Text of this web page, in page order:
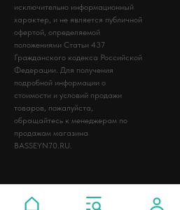
исключительно информационный
характер, и не является публичной
офертой, определяемой
положениями Статьи 437
Гражданского кодекса Российской
Федерации. Для получения
подробной информации о
стоимости и условий продажи
товаров, пожалуйста,
обращайтесь к менеджерам по
продажам магазина
BASSEYN70.RU.